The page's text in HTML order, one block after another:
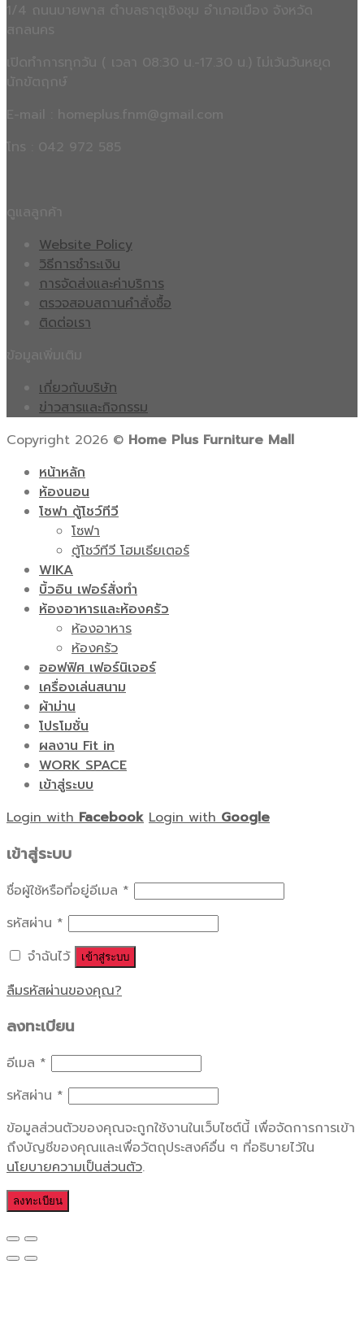
1/4 ถนนบายพาส ตำบลธาตุเชิงชุม อำเภอเมือง จังหวัด
เปิดทำการทุกวัน ( เวลา 08:30 น.-17.30 น.) ไม่เว้นวันหยุด
E-mail : homeplus.fnm@gmail.com
โทร : 042 972 585
Website Policy
วิธีการชำระเงิน
การจัดส่งและค่าบริการ
ตรวจสอบสถานคำสั่งซื้อ
ติดต่อเรา
เกี่ยวกับบริษัท
ข่าวสารและกิจกรรม
Copyright 2026 © Home Plus Furniture Mall
หน้าหลัก
ห้องนอน
โซฟา ตู้โชว์ทีวี
โซฟา
ตู้โชว์ทีวี โฮมเธียเตอร์
WIKA
บิ้วอิน เฟอร์สั่งทำ
ห้องอาหารและห้องครัว
ห้องอาหาร
ห้องครัว
ออฟฟิศ เฟอร์นิเจอร์
เครื่องเล่นสนาม
ผ้าม่าน
โปรโมชั่น
ผลงาน Fit in
WORK SPACE
เข้าสู่ระบบ
Login withFacebook Login withGoogle
เข้าสู่ระบบ
ชื่อผู้ใช้หรือที่อยู่อีเมล *
รหัสผ่าน *
จำฉันไว้
เข้าสู่ระบบ
ลืมรหัสผ่านของคุณ?
ลงทะเบียน
อีเมล *
รหัสผ่าน *
ข้อมูลส่วนตัวของคุณจะถูกใช้งานในเว็บไซต์นี้ เพื่อจัดการการเข้า
ถึงบัญชีของคุณและเพื่อวัตถุประสงค์อื่น ๆ ที่อธิบายไว้ใน
นโยบายความเป็นส่วนตัว.
ลงทะเบียน